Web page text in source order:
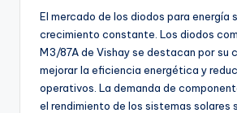
El mercado de los diodos para energía
crecimiento constante. Los diodos
M3/87A de Vishay se destacan por su
mejorar la eficiencia energética y
operativos. La demanda de
el rendimiento de los sistemas solares